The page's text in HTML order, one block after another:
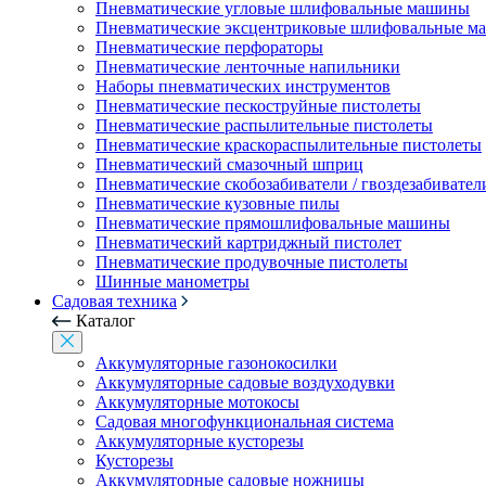
Пневматические угловые шлифовальные машины
Пневматические эксцентриковые шлифовальные
Пневматические перфораторы
Пневматические ленточные напильники
Наборы пневматических инструментов
Пневматические пескоструйные пистолеты
Пневматические распылительные пистолеты
Пневматические краскораспылительные пистолеты
Пневматический смазочный шприц
Пневматические скобозабиватели /
Пневматические кузовные пилы
Пневматические прямошлифовальные машины
Пневматический картриджный пистолет
Пневматические продувочные пистолеты
Шинные манометры
Садовая техника
Каталог
Аккумуляторные газонокосилки
Аккумуляторные садовые воздуходувки
Аккумуляторные мотокосы
Садовая многофункциональная система
Аккумуляторные кусторезы
Кусторезы
Аккумуляторные садовые ножницы